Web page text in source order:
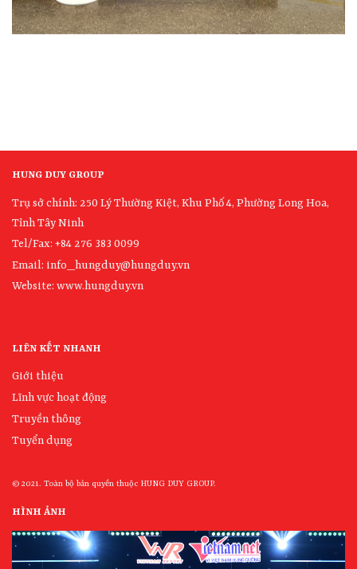
HUNG DUY GROUP
Trụ sở chính: 250 Lý Thường Kiệt, Khu Phố 4, Phường Long Hoa,
Tỉnh Tây Ninh
Tel/Fax: +84 276 383 0099
Email: info_hungduy@hungduy.vn
Website: www.hungduy.vn
LIÊN KẾT NHANH
Giới thiệu
Lĩnh vực hoạt động
Truyền thông
Tuyển dụng
© 2021. Toàn bộ bản quyền thuộc HUNG DUY GROUP.
HÌNH ẢNH